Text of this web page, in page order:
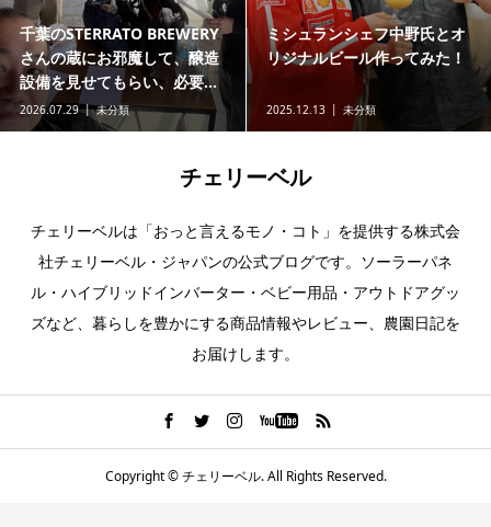
千葉のSTERRATO BREWERY
さんの蔵にお邪魔して、醸造
設備を見せてもらい、必要...
2026.07.29 未分類
ミシュランシェフ中野氏とオ
リジナルビール作ってみた！
2025.12.13 未分類
チェリーベル
チェリーベルは「おっと言えるモノ・コト」を提供する株式会
社チェリーベル・ジャパンの公式ブログです。ソーラーパネ
ル・ハイブリッドインバーター・ベビー用品・アウトドアグッ
ズなど、暮らしを豊かにする商品情報やレビュー、農園日記を
お届けします。
Copyright ©チェリーベル. All Rights Reserved.